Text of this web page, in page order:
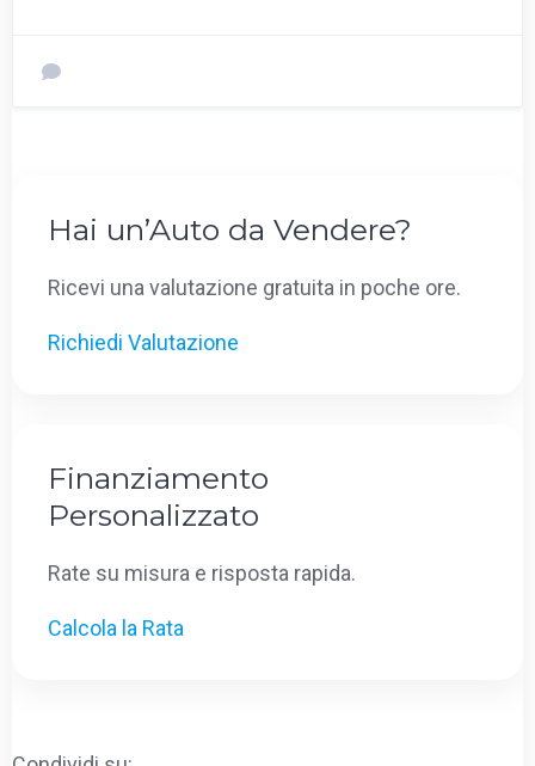
Hai un’Auto da Vendere?
Ricevi una valutazione gratuita in poche ore.
Richiedi Valutazione
Finanziamento
Personalizzato
Rate su misura e risposta rapida.
Calcola la Rata